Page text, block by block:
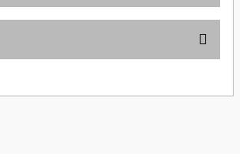
öneri formunu kullanarak tarafımıza